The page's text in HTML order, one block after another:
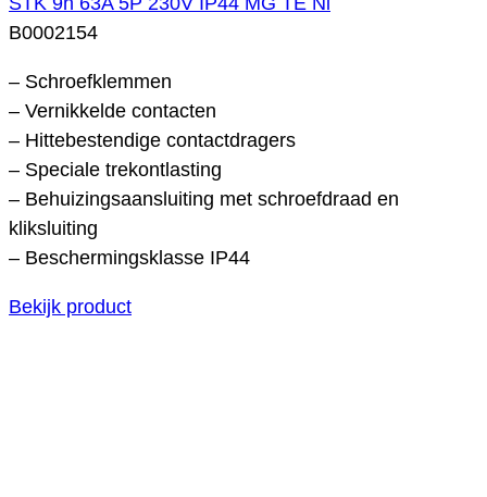
B0002154
– Schroefklemmen
– Vernikkelde contacten
– Hittebestendige contactdragers
– Speciale trekontlasting
– Behuizingsaansluiting met schroefdraad en
kliksluiting
– Beschermingsklasse IP44
Bekijk product